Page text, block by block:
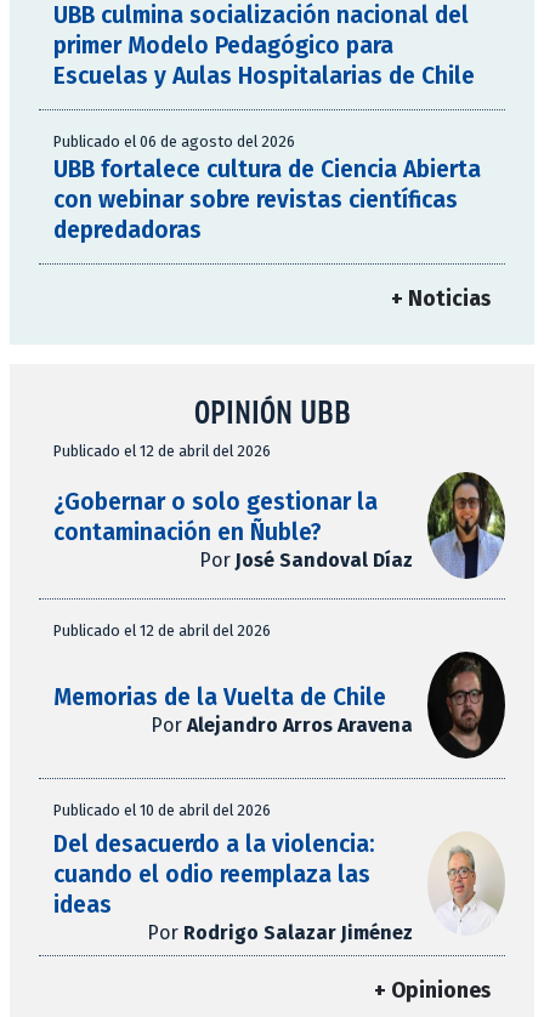
UBB culmina socialización nacional del
primer Modelo Pedagógico para
Escuelas y Aulas Hospitalarias de Chile
Publicado el 06 de agosto del 2026
UBB fortalece cultura de Ciencia Abierta
con webinar sobre revistas científicas
depredadoras
+ Noticias
OPINIÓN UBB
Publicado el 12 de abril del 2026
¿Gobernar o solo gestionar la
contaminación en Ñuble?
Por José Sandoval Díaz
Publicado el 12 de abril del 2026
Memorias de la Vuelta de Chile
Por Alejandro Arros Aravena
Publicado el 10 de abril del 2026
Del desacuerdo a la violencia:
cuando el odio reemplaza las
ideas
Por Rodrigo Salazar Jiménez
+ Opiniones